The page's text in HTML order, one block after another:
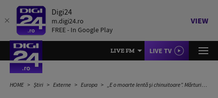
Digi24
m.digi24.ro
FREE - In Google Play
VIEW
LIVE FM LIVE TV
HOME Știri Externe Europa „E o moarte lentă și chinuitoare”. Mărturia unuia dintre lichidatorii mobilizați la Cernobîl, la 40 de ani de la accidentul nuclear